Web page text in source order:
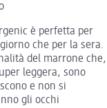
è perfetta per
che per la sera.
del marrone che,
leggera, sono
e non si
gli occhi